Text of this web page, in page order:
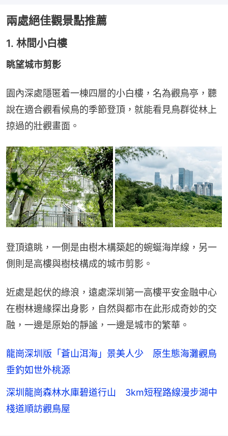
兩處絕佳觀景點推薦
1. 林間小白樓
眺望城市剪影
園內深處隱匿着一棟四層的小白樓，名為觀鳥亭，聽
說在適合觀看候鳥的季節登頂，就能看見鳥群從林上
掠過的壯觀畫面。
登頂遠眺，一側是由樹木構築起的蜿蜒海岸線，另一
側則是高樓與樹枝構成的城市剪影。
近處是起伏的綠浪，遠處深圳第一高樓平安金融中心
在樹林邊緣探出身影，自然與都市在此形成奇妙的交
融，一邊是原始的靜謐，一邊是城市的繁華。
龍崗深圳版「蒼山洱海」景美人少 原生態海灘觀鳥
垂釣如世外桃源
深圳龍崗森林水庫碧道行山 3km短程路線漫步湖中
棧道順訪觀鳥屋